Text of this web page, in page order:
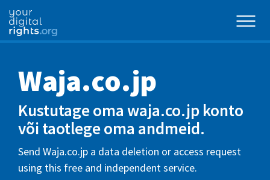
Waja.co.jp
Kustutage oma waja.co.jp konto
või taotlege oma andmeid.
Send Waja.co.jp a data deletion or access request
using this free and independent service.